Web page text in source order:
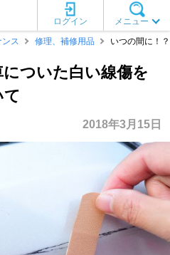
メニュー
ログイン
ンス 修理、補修用品 いつの間に！
ついた白い線傷を
て
2018年3月15日